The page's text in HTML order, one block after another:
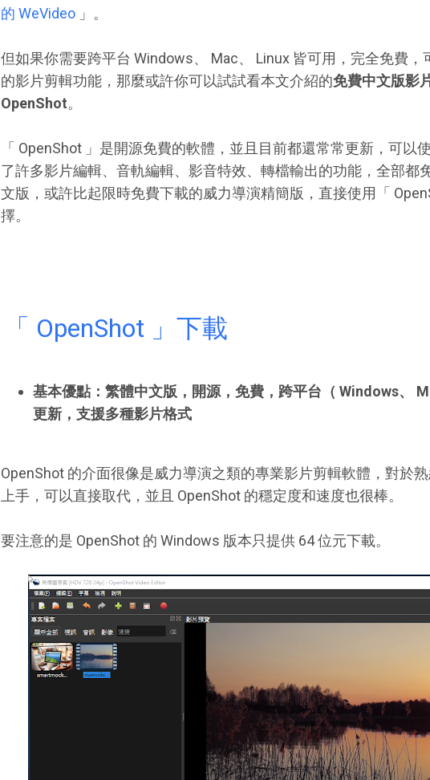
的 WeVideo 」。
但如果你需要跨平台 Windows、 Mac、 Linux 皆可用，完全免費，
的影片剪輯功能，那麼或許你可以試試看本文介紹的免費中文版影
OpenShot。
「 OpenShot 」是開源免費的軟體，並且目前都還常常更新，可以
了許多影片編輯、音軌編輯、影音特效、轉檔輸出的功能，全部都
文版，或許比起限時免費下載的威力導演精簡版，直接使用「
擇。
「 OpenShot 」下載
基本優點：繁體中文版，開源，免費，跨平台（ Windows、
更新，支援多種影片格式
OpenShot 的介面很像是威力導演之類的專業影片剪輯軟體，對於
上手，可以直接取代，並且 OpenShot 的穩定度和速度也很棒。
要注意的是 OpenShot 的 Windows 版本只提供 64 位元下載。